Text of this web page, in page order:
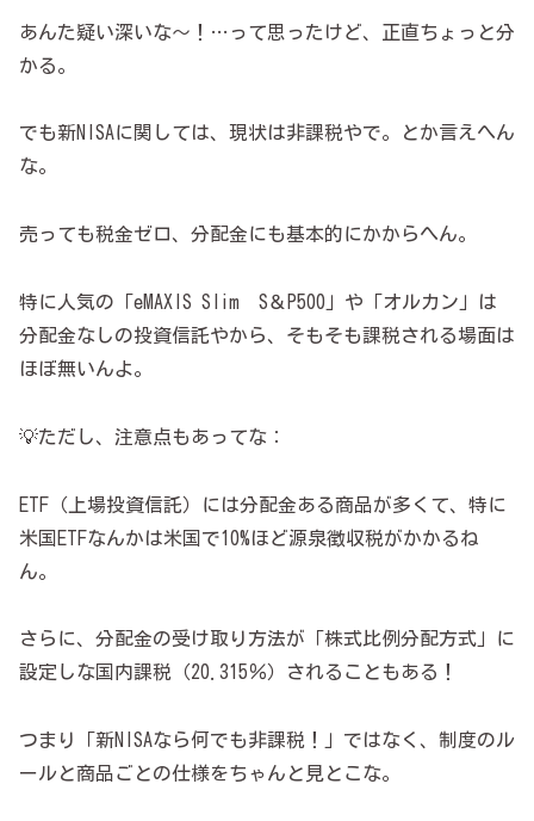
あんた疑い深いな～！…って思ったけど、正直ちょっと分
かる。
でも新NISAに関しては、現状は非課税やで。とか言えへん
な。
売っても税金ゼロ、分配金にも基本的にかからへん。
特に人気の「eMAXIS Slim S＆P500」や「オルカン」は
分配金なしの投資信託やから、そもそも課税される場面は
ほぼ無いんよ。
💡ただし、注意点もあってな：
ETF（上場投資信託）には分配金ある商品が多くて、特に
米国ETFなんかは米国で10%ほど源泉徴収税がかかるね
ん。
さらに、分配金の受け取り方法が「株式比例分配方式」に
設定しな国内課税（20.315％）されることもある！
つまり「新NISAなら何でも非課税！」ではなく、制度のル
ールと商品ごとの仕様をちゃんと見とこな。